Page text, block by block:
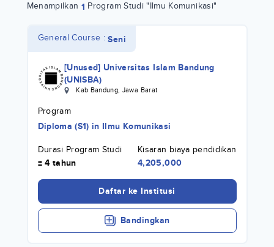
Menampilkan 1 Program Studi "Ilmu Komunikasi"
General Course :Seni
[Unused] Universitas Islam Bandung
(UNISBA)
Kab Bandung, Jawa Barat
Program
Diploma (S1) in Ilmu Komunikasi
Durasi Program Studi
± 4 tahun
Kisaran biaya pendidikan
4,205,000
Daftar ke Institusi
Bandingkan